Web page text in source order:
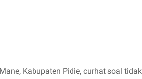
Kabupaten Pidie, curhat soal tidak